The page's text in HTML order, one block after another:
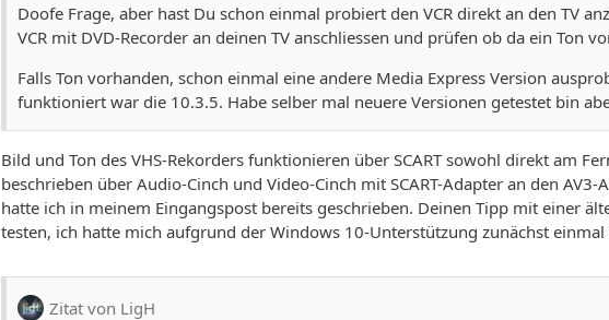
Doofe Frage, aber hast Du schon einmal probiert den VCR direkt an den TV
VCR mit DVD-Recorder an deinen TV anschliessen und prüfen ob da ein Ton
Falls Ton vorhanden, schon einmal eine andere Media Express Version
funktioniert war die 10.3.5. Habe selber mal neuere Versionen getestet bin
Bild und Ton des VHS-Rekorders funktionieren über SCART sowohl direkt am
beschrieben über Audio-Cinch und Video-Cinch mit SCART-Adapter an den
hatte ich in meinem Eingangspost bereits geschrieben. Deinen Tipp mit einer
testen, ich hatte mich aufgrund der Windows 10-Unterstützung zunächst
Zitat von LigH